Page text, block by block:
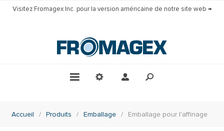
Visitez Fromagex Inc. pour la version américaine de notre site web →
Accueil / Produits / Emballage / Emballage pour l'affinage